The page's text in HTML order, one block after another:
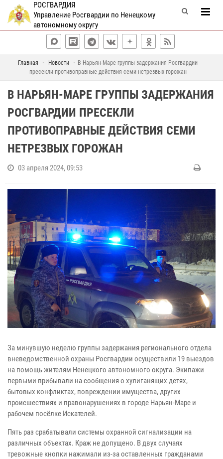
РОСГВАРДИЯ
Управление Росгвардии по Ненецкому
автономному округу
Главная Новости
В Нарьян-Маре группы задержания Росгвардии
пресекли противоправные действия семи нетрезвых горожан
В НАРЬЯН-МАРЕ ГРУППЫ ЗАДЕРЖАНИЯ
РОСГВАРДИИ ПРЕСЕКЛИ
ПРОТИВОПРАВНЫЕ ДЕЙСТВИЯ СЕМИ
НЕТРЕЗВЫХ ГОРОЖАН
03 апреля 2024, 09:53
За минувшую неделю группы задержания регионального отдела
вневедомственной охраны Росгвардии осуществили 19 выездов
на помощь жителям Ненецкого автономного округа. Экипажи
первыми прибывали на сообщения о хулиганящих детях,
бытовых конфликтах, повреждении имущества, других
происшествиях и правонарушениях в городе Нарьян-Маре и
рабочем посёлке Искателей.
Пять раз срабатывали системы охранной сигнализации на
различных объектах. Краж не допущено. В двух случаях
тревожные кнопки нажимали из-за оставленных гражданами